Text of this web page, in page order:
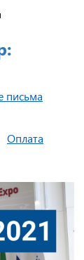
письма
Оплата